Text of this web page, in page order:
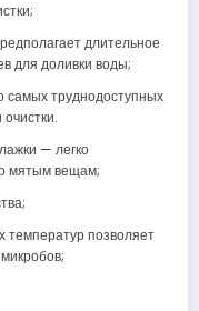
длительное
для доливки воды;
самых труднодоступных
— легко
мятым вещам;
температур позволяет